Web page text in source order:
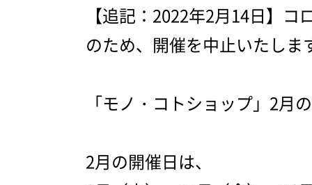
【追記：2022年2月14日】
のため、開催を中止いたしま
「モノ・コトショップ」2月
2月の開催日は、